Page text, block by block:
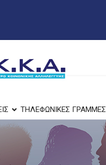
ΤΗΛΕΦΩΝΙΚΕΣ ΓΡΑΜΜΕΣ